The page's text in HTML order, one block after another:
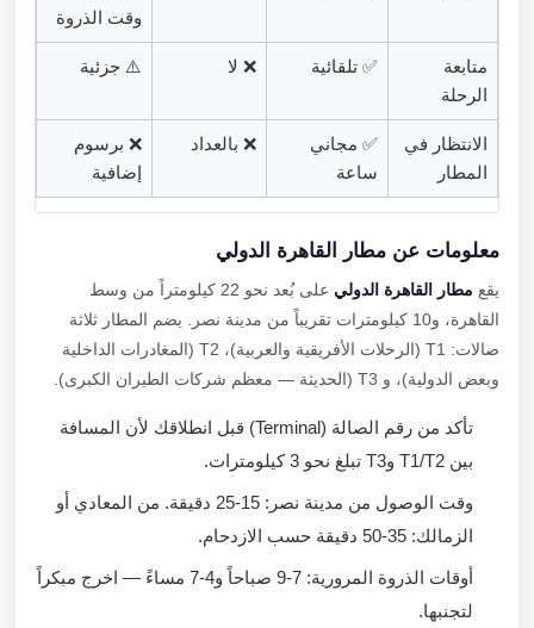
وقت الذروة
متابعة
الرحلة
✅ تلقائية ❌ لا ⚠️ جزئية
الانتظار في
المطار
✅ مجاني
ساعة
❌ بالعداد
❌ برسوم
إضافية
معلومات عن مطار القاهرة الدولي
يقعمطار القاهرة الدولي
على بُعد نحو 22 كيلومتراً من وسط
القاهرة، و10 كيلومترات تقريباً من مدينة نصر. يضم المطار ثلاثة
صالات: T1 (الرحلات الأفريقية والعربية)، T2 (المغادرات الداخلية
وبعض الدولية)، و T3 (الحديثة — معظم شركات الطيران الكبرى).
تأكد من رقم الصالة (Terminal) قبل انطلاقك لأن المسافة
بين T1/T2 وT3 تبلغ نحو 3 كيلومترات.
وقت الوصول من مدينة نصر: 15-25 دقيقة. من المعادي أو
الزمالك: 35-50 دقيقة حسب الازدحام.
أوقات الذروة المرورية: 7-9 صباحاً و4-7 مساءً — اخرج مبكراً
لتجنبها.